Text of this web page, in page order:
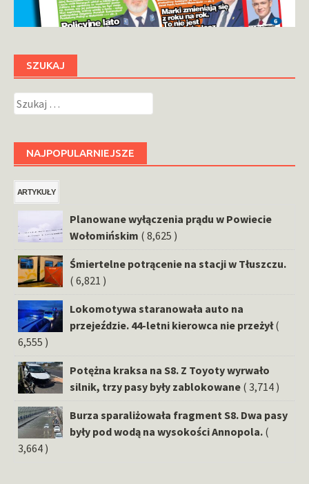
SZUKAJ
Szukaj:
NAJPOPULARNIEJSZE
ARTYKUŁY
Planowane wyłączenia prądu w Powiecie
Wołomińskim ( 8,625 )
Śmiertelne potrącenie na stacji w Tłuszczu.
( 6,821 )
Lokomotywa staranowała auto na
przejeździe. 44-letni kierowca nie przeżył (
6,555 )
Potężna kraksa na S8. Z Toyoty wyrwało
silnik, trzy pasy były zablokowane ( 3,714 )
Burza sparaliżowała fragment S8. Dwa pasy
były pod wodą na wysokości Annopola. (
3,664 )